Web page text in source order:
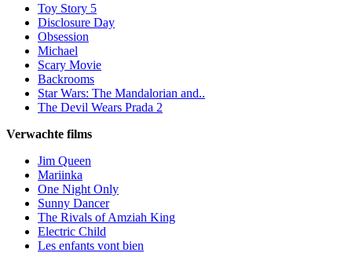
Toy Story 5
Disclosure Day
Obsession
Michael
Scary Movie
Backrooms
Star Wars: The Mandalorian and..
The Devil Wears Prada 2
Verwachte films
Jim Queen
Mariinka
One Night Only
Sunny Dancer
The Rivals of Amziah King
Electric Child
Les enfants vont bien